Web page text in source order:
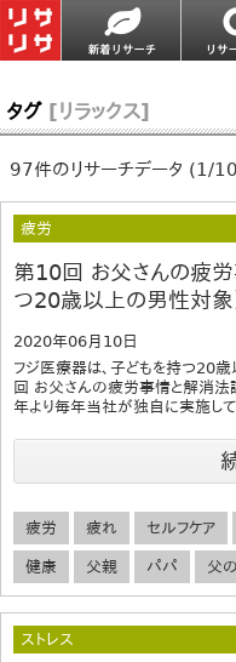
タグ [リラックス]
97件のリサーチデータ (1/
疲労
第10回 お父さんの疲労
つ20歳以上の男性対象
2020年06月10日
フジ医療器は、子どもを持つ20
回 お父さんの疲労事情と解消法
年より毎年当社が独自に実施し
疲労 疲れ セルフケア
健康 父親 パパ 父
ストレス